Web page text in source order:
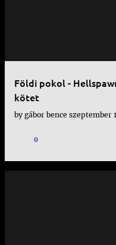
Földi pokol -
kötet
by gábor bence szeptember
0